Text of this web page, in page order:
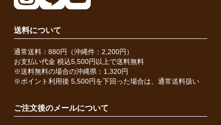
送料について
通常送料：880円（沖縄件：2,200円）
お支払い代金 税込5,500円以上で送料無料
※送料無料の場合の沖縄県：1,320円
※ポイント利用後 5,500円を下回った場合は、通常送料扱い
ご注文後のメールについて